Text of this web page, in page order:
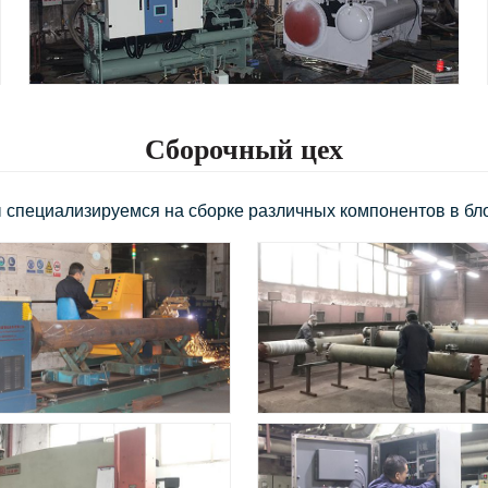
Сборочный цех
на сборке различных компонентов в